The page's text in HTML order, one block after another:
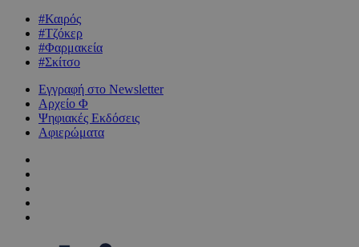
#Καιρός
#Τζόκερ
#Φαρμακεία
#Σκίτσο
Εγγραφή στο Newsletter
Αρχείο Φ
Ψηφιακές Εκδόσεις
Αφιερώματα